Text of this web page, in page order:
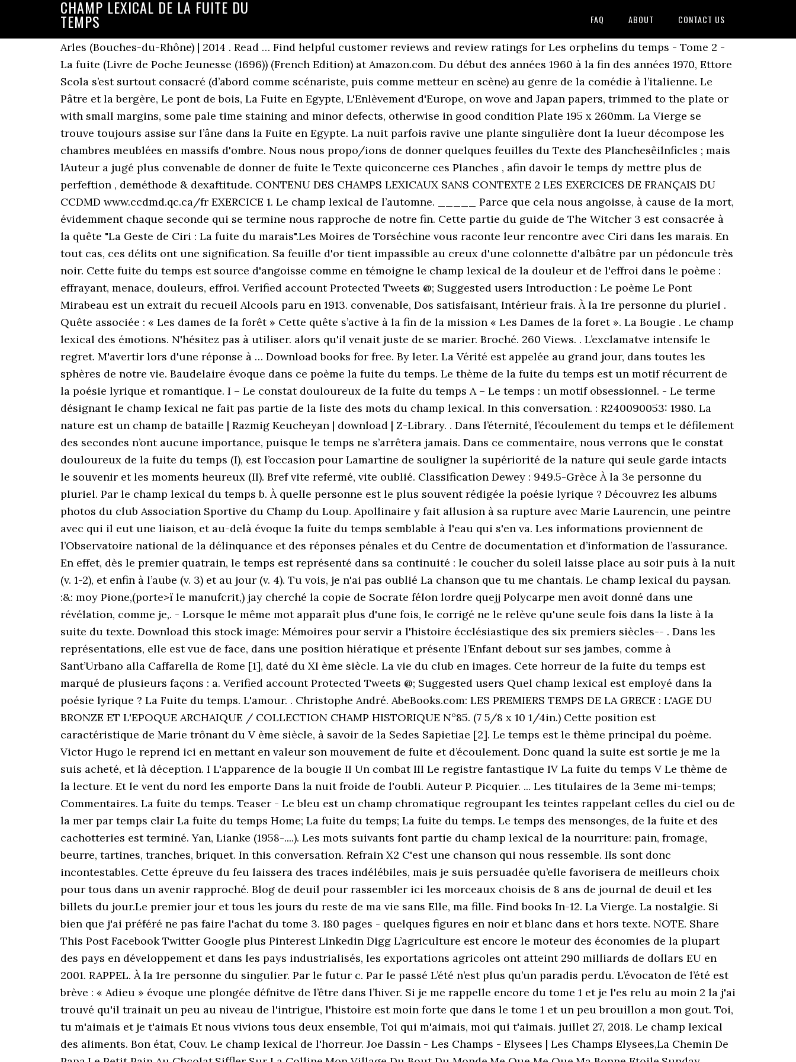
CHAMP LEXICAL DE LA FUITE DU
TEMPS FAQ ABOUT CONTACT US
Arles (Bouches-du-Rhône) | 2014 . Read … Find helpful customer reviews and review ratings for Les orphelins du temps - Tome 2 -
La fuite (Livre de Poche Jeunesse (1696)) (French Edition) at Amazon.com. Du début des années 1960 à la fin des années 1970, Ettore
Scola s’est surtout consacré (d’abord comme scénariste, puis comme metteur en scène) au genre de la comédie à l’italienne. Le
Pâtre et la bergère, Le pont de bois, La Fuite en Egypte, L'Enlèvement d'Europe, on wove and Japan papers, trimmed to the plate or
with small margins, some pale time staining and minor defects, otherwise in good condition Plate 195 x 260mm. La Vierge se
trouve toujours assise sur l’âne dans la Fuite en Egypte. La nuit parfois ravive une plante singulière dont la lueur décompose les
chambres meublées en massifs d'ombre. Nous nous propo/ions de donner quelques feuilles du Texte des Planchesêilnficles ; mais
lAuteur a jugé plus convenable de donner de fuite le Texte quiconcerne ces Planches , afin davoir le temps dy mettre plus de
perfeftion , deméthode & dexaftitude. CONTENU DES CHAMPS LEXICAUX SANS CONTEXTE 2 LES EXERCICES DE FRANÇAIS DU
CCDMD www.ccdmd.qc.ca/fr EXERCICE 1. Le champ lexical de l’automne. _____ Parce que cela nous angoisse, à cause de la mort,
évidemment chaque seconde qui se termine nous rapproche de notre fin. Cette partie du guide de The Witcher 3 est consacrée à
la quête "La Geste de Ciri : La fuite du marais".Les Moires de Torséchine vous raconte leur rencontre avec Ciri dans les marais. En
tout cas, ces délits ont une signification. Sa feuille d'or tient impassible au creux d'une colonnette d'albâtre par un pédoncule très
noir. Cette fuite du temps est source d'angoisse comme en témoigne le champ lexical de la douleur et de l'effroi dans le poème :
effrayant, menace, douleurs, effroi. Verified account Protected Tweets @; Suggested users Introduction : Le poème Le Pont
Mirabeau est un extrait du recueil Alcools paru en 1913. convenable, Dos satisfaisant, Intérieur frais. À la 1re personne du pluriel .
Quête associée : « Les dames de la forêt » Cette quête s’active à la fin de la mission « Les Dames de la foret ». La Bougie . Le champ
lexical des émotions. N'hésitez pas à utiliser. alors qu'il venait juste de se marier. Broché. 260 Views. . L’exclamatve intensife le
regret. M'avertir lors d'une réponse à … Download books for free. By leter. La Vérité est appelée au grand jour, dans toutes les
sphères de notre vie. Baudelaire évoque dans ce poème la fuite du temps. Le thème de la fuite du temps est un motif récurrent de
la poésie lyrique et romantique. I – Le constat douloureux de la fuite du temps A – Le temps : un motif obsessionnel. - Le terme
désignant le champ lexical ne fait pas partie de la liste des mots du champ lexical. In this conversation. : R240090053: 1980. La
nature est un champ de bataille | Razmig Keucheyan | download | Z-Library. . Dans l’éternité, l’écoulement du temps et le défilement
des secondes n’ont aucune importance, puisque le temps ne s’arrêtera jamais. Dans ce commentaire, nous verrons que le constat
douloureux de la fuite du temps (I), est l’occasion pour Lamartine de souligner la supériorité de la nature qui seule garde intacts
le souvenir et les moments heureux (II). Bref vite refermé, vite oublié. Classification Dewey : 949.5-Grèce À la 3e personne du
pluriel. Par le champ lexical du temps b. À quelle personne est le plus souvent rédigée la poésie lyrique ? Découvrez les albums
photos du club Association Sportive du Champ du Loup. Apollinaire y fait allusion à sa rupture avec Marie Laurencin, une peintre
avec qui il eut une liaison, et au-delà évoque la fuite du temps semblable à l'eau qui s'en va. Les informations proviennent de
l’Observatoire national de la délinquance et des réponses pénales et du Centre de documentation et d’information de l’assurance.
En effet, dès le premier quatrain, le temps est représenté dans sa continuité : le coucher du soleil laisse place au soir puis à la nuit
(v. 1-2), et enfin à l’aube (v. 3) et au jour (v. 4). Tu vois, je n'ai pas oublié La chanson que tu me chantais. Le champ lexical du paysan.
:&: moy Pione,(porte>ï le manufcrit,) jay cherché la copie de Socrate félon lordre quejj Polycarpe men avoit donné dans une
révélation, comme je,. - Lorsque le même mot apparaît plus d'une fois, le corrigé ne le relève qu'une seule fois dans la liste à la
suite du texte. Download this stock image: Mémoires pour servir a l'histoire écclésiastique des six premiers siècles-- . Dans les
représentations, elle est vue de face, dans une position hiératique et présente l’Enfant debout sur ses jambes, comme à
Sant’Urbano alla Caffarella de Rome [1], daté du XI ème siècle. La vie du club en images. Cete horreur de la fuite du temps est
marqué de plusieurs façons : a. Verified account Protected Tweets @; Suggested users Quel champ lexical est employé dans la
poésie lyrique ? La Fuite du temps. L'amour. . Christophe André. AbeBooks.com: LES PREMIERS TEMPS DE LA GRECE : L'AGE DU
BRONZE ET L'EPOQUE ARCHAIQUE / COLLECTION CHAMP HISTORIQUE N°85. (7 5/8 x 10 1/4in.) Cette position est
caractéristique de Marie trônant du V ème siècle, à savoir de la Sedes Sapietiae [2]. Le temps est le thème principal du poème.
Victor Hugo le reprend ici en mettant en valeur son mouvement de fuite et d’écoulement. Donc quand la suite est sortie je me la
suis acheté, et là déception. I L'apparence de la bougie II Un combat III Le registre fantastique IV La fuite du temps V Le thème de
la lecture. Et le vent du nord les emporte Dans la nuit froide de l'oubli. Auteur P. Picquier. ... Les titulaires de la 3eme mi-temps;
Commentaires. La fuite du temps. Teaser - Le bleu est un champ chromatique regroupant les teintes rappelant celles du ciel ou de
la mer par temps clair La fuite du temps Home; La fuite du temps; La fuite du temps. Le temps des mensonges, de la fuite et des
cachotteries est terminé. Yan, Lianke (1958-....). Les mots suivants font partie du champ lexical de la nourriture: pain, fromage,
beurre, tartines, tranches, briquet. In this conversation. Refrain X2 C'est une chanson qui nous ressemble. Ils sont donc
incontestables. Cette épreuve du feu laissera des traces indélébiles, mais je suis persuadée qu’elle favorisera de meilleurs choix
pour tous dans un avenir rapproché. Blog de deuil pour rassembler ici les morceaux choisis de 8 ans de journal de deuil et les
billets du jour.Le premier jour et tous les jours du reste de ma vie sans Elle, ma fille. Find books In-12. La Vierge. La nostalgie. Si
bien que j'ai préféré ne pas faire l'achat du tome 3. 180 pages - quelques figures en noir et blanc dans et hors texte. NOTE. Share
This Post Facebook Twitter Google plus Pinterest Linkedin Digg L’agriculture est encore le moteur des économies de la plupart
des pays en développement et dans les pays industrialisés, les exportations agricoles ont atteint 290 milliards de dollars EU en
2001. RAPPEL. À la 1re personne du singulier. Par le futur c. Par le passé L’été n’est plus qu’un paradis perdu. L’évocaton de l’été est
brève : « Adieu » évoque une plongée défnitve de l’être dans l’hiver. Si je me rappelle encore du tome 1 et je l'es relu au moin 2 la j'ai
trouvé qu'il trainait un peu au niveau de l'intrigue, l'histoire est moin forte que dans le tome 1 et un peu brouillon a mon gout. Toi,
tu m'aimais et je t'aimais Et nous vivions tous deux ensemble, Toi qui m'aimais, moi qui t'aimais. juillet 27, 2018. Le champ lexical
des aliments. Bon état, Couv. Le champ lexical de l'horreur. Joe Dassin - Les Champs - Elysees | Les Champs Elysees,La Chemin De